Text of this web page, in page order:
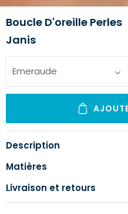
1
Boucle D'oreille Perles
Janis
Emeraude
Description
Matières
Livraison et retours